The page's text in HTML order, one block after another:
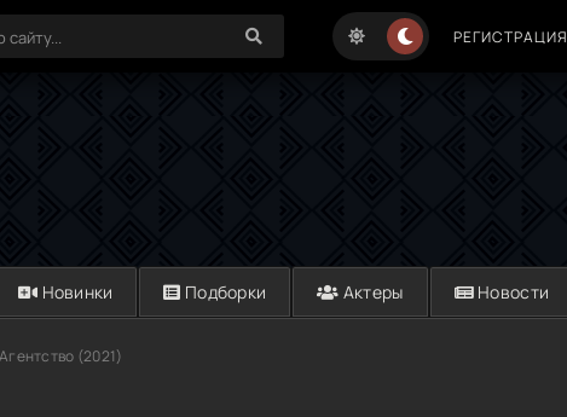
РЕГИСТРАЦИЯ
Новинки Подборки Актеры Новости
Агентство (2021)